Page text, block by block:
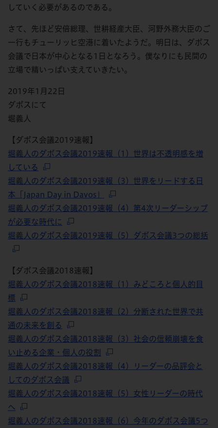
していく必要があるのである。
さて、先ほど安倍総理、世耕経産大臣、河野外務大臣のご
一行もチューリッヒ空港に着いたようだ。明日は、ダボス
会議で日本が中心となる1日となろう。僕なりにも民間の
立場で精いっぱい支えていきたい。
2019年1月22日
ダボスにて
堀義人
【ダボス会議2019速報】
堀義人のダボス会議2019速報（1）世界は不透明感を増
している
堀義人のダボス会議2019速報（3）世界をリードする日
本「Japan Day in Davos」
堀義人のダボス会議2019速報（4）第4次リーダーシップ
が必要な時代に
堀義人のダボス会議2019速報（5）ダボス会議3つの総括
【ダボス会議2018速報】
堀義人のダボス会議2018速報（1）みどころと個人的目
標
堀義人のダボス会議2018速報（2）分断された世界で共
通の未来を創る
堀義人のダボス会議2018速報（3）社会の信頼崩壊を食
い止める企業・個人の役割
堀義人のダボス会議2018速報（4）リーダーの品評会と
してのダボス会議
堀義人のダボス会議2018速報（5）女性リーダーの時代
へ
堀義人のダボス会議2018速報（6）今年のダボス会議5つ